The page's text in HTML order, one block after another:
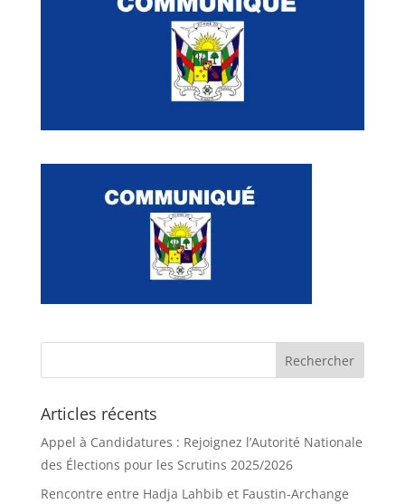
Articles récents
Appel à Candidatures : Rejoignez l’Autorité Nationale
des Élections pour les Scrutins 2025/2026
Rencontre entre Hadja Lahbib et Faustin-Archange